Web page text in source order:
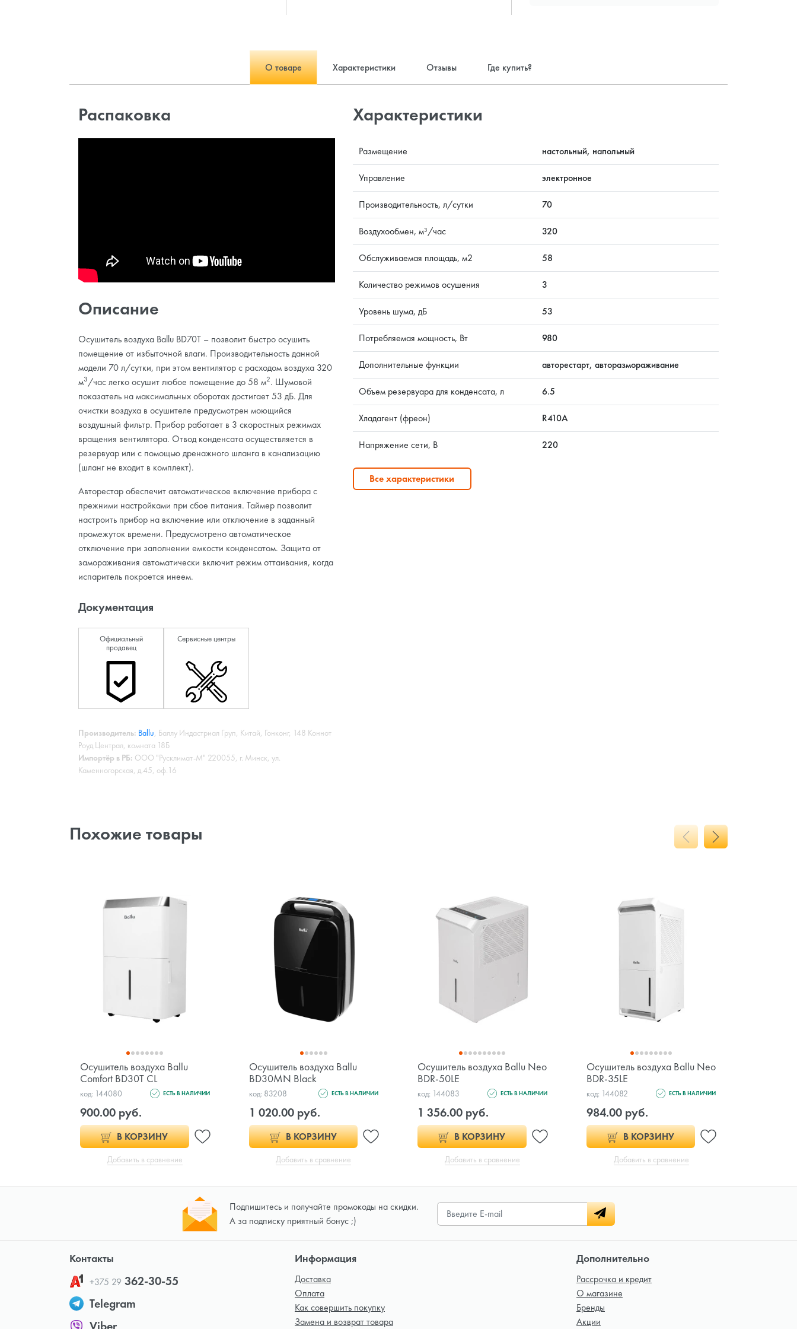
О товаре Характеристики Отзывы Где купить?
Распаковка
Описание
Осушитель воздуха Ballu BD70T – позволит быстро осушить
помещение от избыточной влаги. Производительность данной
модели 70 л/сутки, при этом вентилятор с расходом воздуха 320
м3/час легко осушит любое помещение до 58 м2. Шумовой
показатель на максимальных оборотах достигает 53 дБ. Для
очистки воздуха в осушителе предусмотрен моющийся
воздушный фильтр. Прибор работает в 3 скоростных режимах
вращения вентилятора. Отвод конденсата осуществляется в
резервуар или с помощью дренажного шланга в канализацию
(шланг не входит в комплект).
Авторестар обеспечит автоматическое включение прибора с
прежними настройками при сбое питания. Таймер позволит
настроить прибор на включение или отключение в заданный
промежуток времени. Предусмотрено автоматическое
отключение при заполнении емкости конденсатом. Защита от
замораживания автоматически включит режим оттаивания, когда
испаритель покроется инеем.
Документация
Официальный
продавец
Сервисные центры
Производитель: Ballu, Баллу Индастриал Груп, Китай, Гонконг, 148 Коннот
Роуд Централ, комната 18Б
Импортёр в РБ: ООО "Русклимат-М" 220055, г. Минск, ул.
Каменногорская, д.45, оф.16
Характеристики
Размещение настольный, напольный
Управление электронное
Производительность, л/сутки 70
Воздухообмен, м³/час 320
Обслуживаемая площадь, м2 58
Количество режимов осушения 3
Уровень шума, дБ 53
Потребляемая мощность, Вт 980
Дополнительные функции авторестарт, авторазмораживание
Объем резервуара для конденсата, л 6.5
Хладагент (фреон) R410A
Напряжение сети, В 220
Все характеристики
Похожие товары
Осушитель воздуха Ballu
Comfort BD30T CL
код: 144080 ЕСТЬ В НАЛИЧИИ
900.00 руб.
В КОРЗИНУ
Добавить в сравнение
Осушитель воздуха Ballu
BD30MN Black
код: 83208 ЕСТЬ В НАЛИЧИИ
1 020.00 руб.
В КОРЗИНУ
Добавить в сравнение
Осушитель воздуха Ballu Neo
BDR-50LE
код: 144083 ЕСТЬ В НАЛИЧИИ
1 356.00 руб.
В КОРЗИНУ
Добавить в сравнение
Осушитель воздуха Ballu Neo
BDR-35LE
код: 144082 ЕСТЬ В НАЛИЧИИ
984.00 руб.
В КОРЗИНУ
Добавить в сравнение
Подпишитесь и получайте промокоды на скидки.
А за подписку приятный бонус ;)
Контакты
+375 29 362-30-55
Telegram
Viber
Информация
Доставка
Оплата
Как совершить покупку
Замена и возврат товара
Дополнительно
Рассрочка и кредит
О магазине
Бренды
Акции